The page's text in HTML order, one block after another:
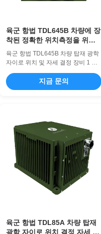
육군 항법 TDL645B 차량에 장
착된 정확한 위치측정을 위한
광학 지로 위치 및 방향화 장비
육군 항법 TDL645B 차량 탑재 광학
자이로 위치 및 자세 결정 장비 1 소
개 레이저 또는 광섬유 자이로와 석
영 가속도계를 핵심 센서로 통합한
이 차량 탑재 광학 자이로 위치 및 자
차량 항법 매개변수를 제공합니다.
이 제품군은 제로 속도 업데이트
(ZUPT), 통합 GNSS/IMU 항법, 통합
관성/주행 거리계 항법 등 여러 작동
모드를 지원합니다. 이 포괄적인 시
스템은 다양한 차량 탑재 플랫폼의
다양한 요구 사항을 충족하면서 ...
지금 문의
육군 항법 TDL85A 차량 탑재
광학 자이로 위치 결정 자세 장